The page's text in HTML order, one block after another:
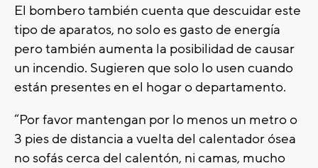
El bombero también cuenta que descuidar este
tipo de aparatos, no solo es gasto de energía
pero también aumenta la posibilidad de causar
un incendio. Sugieren que solo lo usen cuando
están presentes en el hogar o departamento.
“Por favor mantengan por lo menos un metro o
3 pies de distancia a vuelta del calentador ósea
no sofás cerca del calentón, ni camas, mucho